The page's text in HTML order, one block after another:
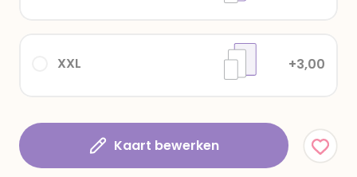
XXL +3,00
Kaart bewerken